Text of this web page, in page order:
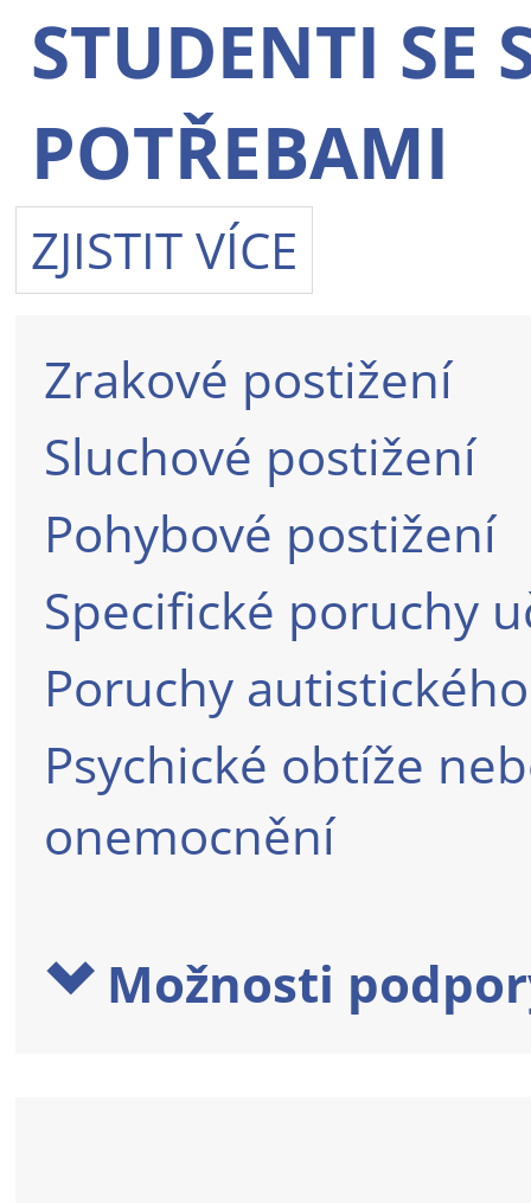
STUDENTI SE
POTŘEBAMI
ZJISTIT VÍCE
Zrakové postižení
Sluchové postižení
Pohybové postižení
Specifické poruchy
Poruchy
Psychické obtíže
onemocnění
Možnosti